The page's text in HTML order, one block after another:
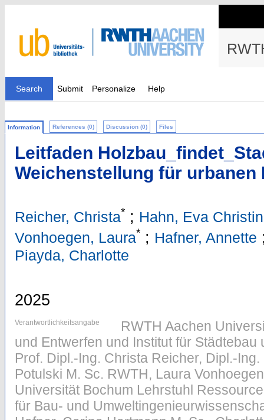
Search Submit Personalize Help
Information References (0) Discussion (0) Files
Leitfaden
Weichenstellung für urbanen
Reicher, Christa* ; Hahn, Eva
Vonhoegen, Laura* ; Hafner, Annette
Piayda, Charlotte
2025
Verantwortlichkeitsangabe
RWTH Aachen
und Entwerfen und Institut für
Prof. Dipl.-Ing. Christa Reicher, Dipl.-
Potulski M. Sc. RWTH, Laura
Universität Bochum Lehrstuhl
für Bau- und